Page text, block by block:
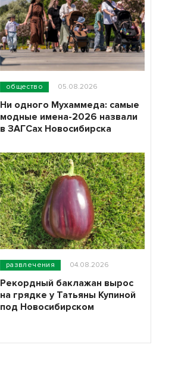
общество 05.08.2026
Ни одного Мухаммеда: самые
модные имена-2026 назвали
в ЗАГСах Новосибирска
развлечения 04.08.2026
Рекордный баклажан вырос
на грядке у Татьяны Купиной
под Новосибирском